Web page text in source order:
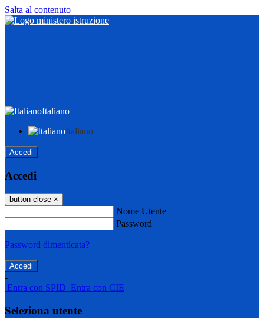
Salta al contenuto
Italiano
Italiano
Accedi
Accedi
button close ×
Nome Utente
Password
Password dimenticata?
-
Entra con SPID Entra con CIE
Seleziona utente